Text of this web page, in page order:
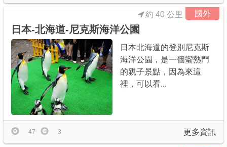
討論區
聯絡我們
APP下載
國外
約 40 公里
日本-北海道-尼克斯海洋公園
日本北海道的登別尼克斯
海洋公園，是一個蠻熱門
的親子景點，因為來這
裡，可以看...
更多資訊
47 3